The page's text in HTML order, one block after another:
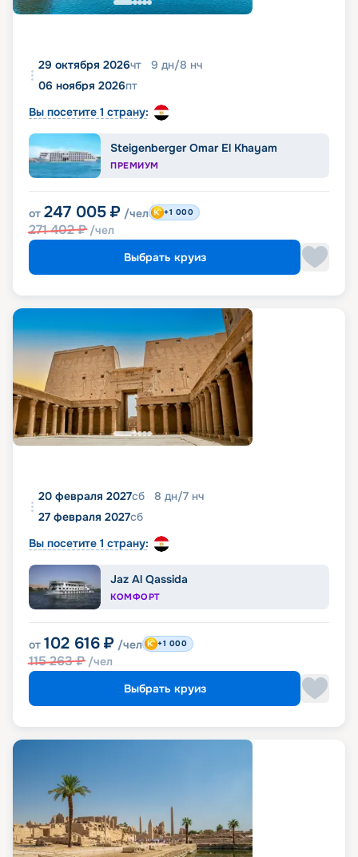
29 октября 2026чт 9 дн/8 нч
06 ноября 2026пт
Вы посетите 1 страну:
Steigenberger Omar El Khayam
ПРЕМИУМ
от 247 005 ₽ /чел
271 402₽ /чел
+1 000
Выбрать круиз
20 февраля 2027сб 8 дн/7 нч
27 февраля 2027сб
Вы посетите 1 страну:
Jaz Al Qassida
КОМФОРТ
от 102 616 ₽ /чел
115 263₽ /чел
+1 000
Выбрать круиз